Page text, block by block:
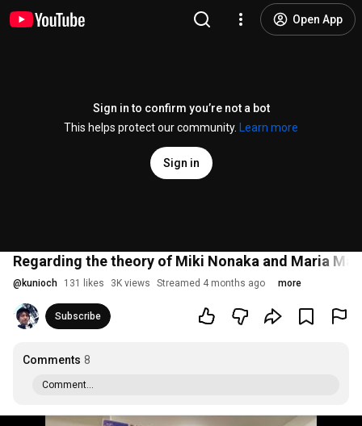
Open App
Sign in to confirm you’re not a bot
This helps protect our community.
Learn more
Sign in
Regarding the theory of Miki Nonaka and Maria
@ kunioch 131 likes 3K views Streamed 4 months ago more
Subscribe
Comments 8
Comment...